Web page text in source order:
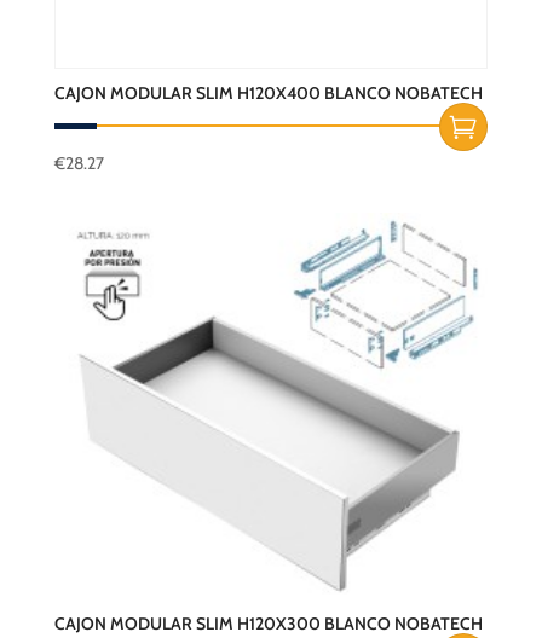
CAJON MODULAR SLIM H120X400 BLANCO NOBATECH
€28.27
CAJON MODULAR SLIM H120X300 BLANCO NOBATECH